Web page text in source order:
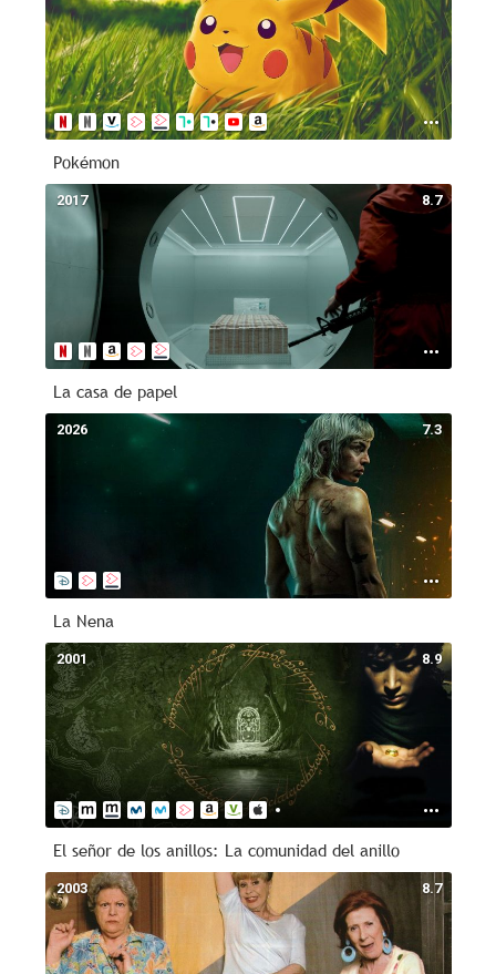
Pokémon
8.7
2017
La casa de papel
7.3
2026
La Nena
8.9
2001
El señor de los anillos: La comunidad del anillo
8.7
2003